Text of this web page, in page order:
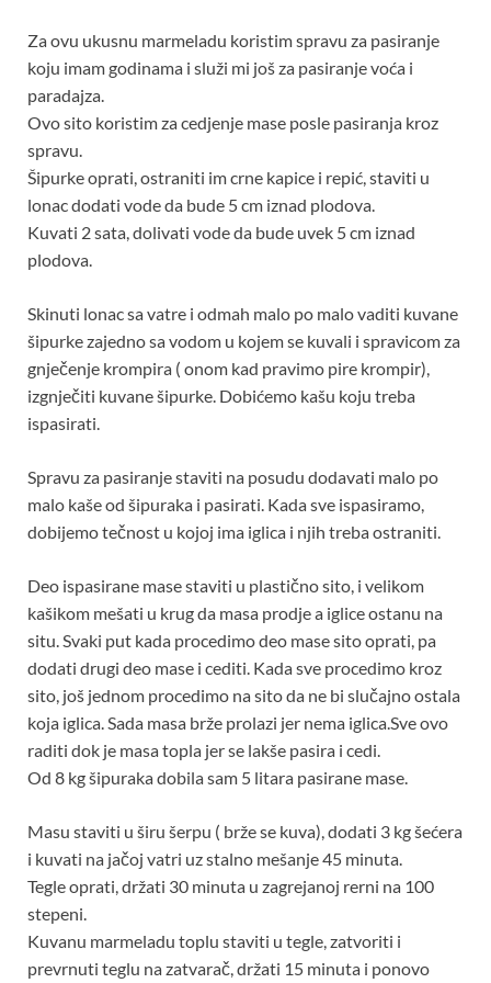
Za ovu ukusnu marmeladu koristim spravu za pasiranje
koju imam godinama i služi mi još za pasiranje voća i
paradajza.
Ovo sito koristim za cedjenje mase posle pasiranja kroz
spravu.
Šipurke oprati, ostraniti im crne kapice i repić, staviti u
lonac dodati vode da bude 5 cm iznad plodova.
Kuvati 2 sata, dolivati vode da bude uvek 5 cm iznad
plodova.
Skinuti lonac sa vatre i odmah malo po malo vaditi kuvane
šipurke zajedno sa vodom u kojem se kuvali i spravicom za
gnječenje krompira ( onom kad pravimo pire krompir),
izgnječiti kuvane šipurke. Dobićemo kašu koju treba
ispasirati.
Spravu za pasiranje staviti na posudu dodavati malo po
malo kaše od šipuraka i pasirati. Kada sve ispasiramo,
dobijemo tečnost u kojoj ima iglica i njih treba ostraniti.
Deo ispasirane mase staviti u plastično sito, i velikom
kašikom mešati u krug da masa prodje a iglice ostanu na
situ. Svaki put kada procedimo deo mase sito oprati, pa
dodati drugi deo mase i cediti. Kada sve procedimo kroz
sito, još jednom procedimo na sito da ne bi slučajno ostala
koja iglica. Sada masa brže prolazi jer nema iglica.Sve ovo
raditi dok je masa topla jer se lakše pasira i cedi.
Od 8 kg šipuraka dobila sam 5 litara pasirane mase.
Masu staviti u širu šerpu ( brže se kuva), dodati 3 kg šećera
i kuvati na jačoj vatri uz stalno mešanje 45 minuta.
Tegle oprati, držati 30 minuta u zagrejanoj rerni na 100
stepeni.
Kuvanu marmeladu toplu staviti u tegle, zatvoriti i
prevrnuti teglu na zatvarač, držati 15 minuta i ponovo